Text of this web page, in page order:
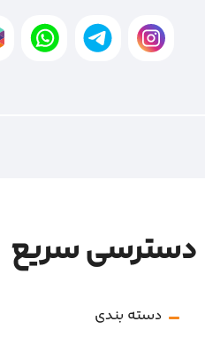
دسترسی سریع
دسته بندی